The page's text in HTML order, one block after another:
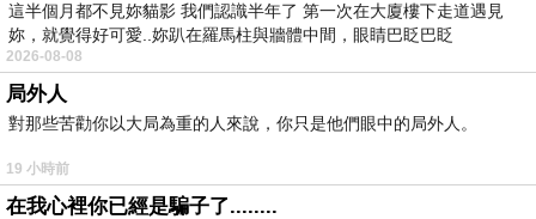
https://tw.partner.buy.yahoo.com:443/gd/buy?
mcode=MV92TVFFTzVWMmdNZWZLK1l4cGd
1K3UwUS81Q00ra1YwT2t6MklYVDRlbVVZPQ
==&url=https://tw.buy.yahoo.com/gdsale/gdsale
.asp?gdid=4999323
這半個月都不見妳貓影 我們認識半年了 第一次在大廈樓下走道遇見
妳，就覺得好可愛..妳趴在羅馬柱與牆體中間，眼睛巴眨巴眨
2026-08-08
局外人
對那些苦勸你以大局為重的人來說，你只是他們眼中的局外人。
19 小時前
在我心裡你已經是騙子了........